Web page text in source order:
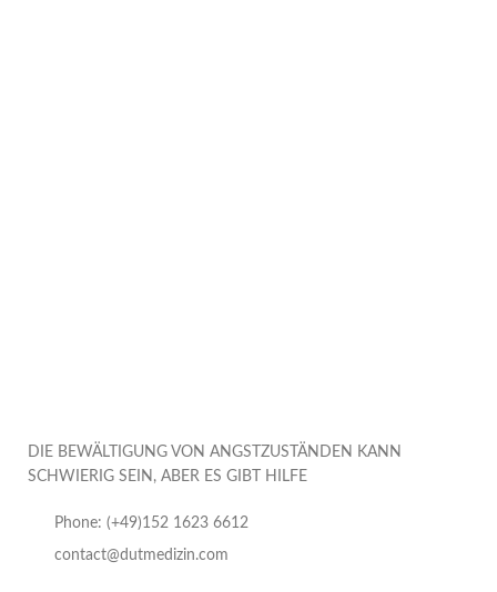
DIE BEWÄLTIGUNG VON ANGSTZUSTÄNDEN KANN
SCHWIERIG SEIN, ABER ES GIBT HILFE
Phone: (+49)152 1623 6612
contact@dutmedizin.com